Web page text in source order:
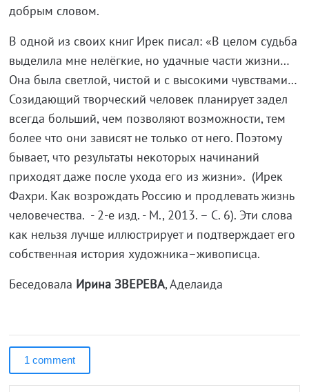
добрым словом.
В одной из своих книг Ирек писал: «В целом судьба
выделила мне нелёгкие, но удачные части жизни…
Она была светлой, чистой и с высокими чувствами…
Созидающий творческий человек планирует задел
всегда больший, чем позволяют возможности, тем
более что они зависят не только от него. Поэтому
бывает, что результаты некоторых начинаний
приходят даже после ухода его из жизни». (Ирек
Фахри. Как возрождать Россию и продлевать жизнь
человечества. - 2-е изд. - М., 2013. – С. 6). Эти слова
как нельзя лучше иллюстрирует и подтверждает его
собственная история художника–живописца.
Беседовала Ирина ЗВЕРЕВА, Аделаида
1 comment